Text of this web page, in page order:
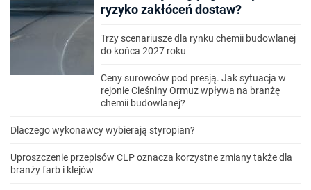
ryzyko zakłóceń dostaw?
Trzy scenariusze dla rynku chemii budowlanej
do końca 2027 roku
Ceny surowców pod presją. Jak sytuacja w
rejonie Cieśniny Ormuz wpływa na branżę
chemii budowlanej?
Dlaczego wykonawcy wybierają styropian?
Uproszczenie przepisów CLP oznacza korzystne zmiany także dla
branży farb i klejów